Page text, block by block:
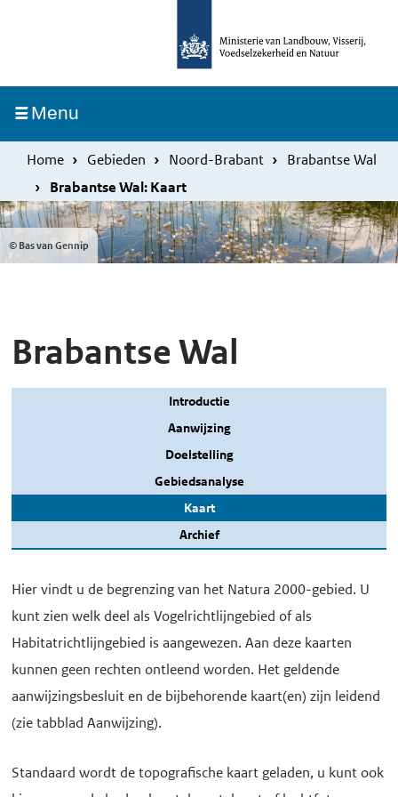
inhoud
gaan
MenuIngeklapt
Home Gebieden Noord-Brabant
Brabantse Wal
Brabantse Wal: Kaart
© Bas van Gennip
Brabantse Wal
Introductie
Aanwijzing
Doelstelling
Gebiedsanalyse
Kaart
Archief
Hier vindt u de begrenzing van het Natura 2000-gebied. U
kunt zien welk deel als Vogelrichtlijngebied of als
Habitatrichtlijngebied is aangewezen. Aan deze kaarten
kunnen geen rechten ontleend worden. Het geldende
aanwijzingsbesluit en de bijbehorende kaart(en) zijn leidend
(zie tabblad Aanwijzing).
Standaard wordt de topografische kaart geladen, u kunt ook